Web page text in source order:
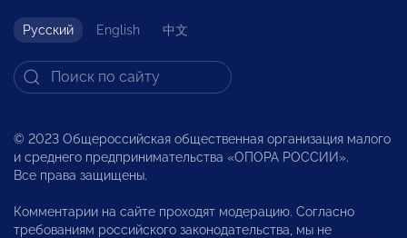
Русский English 中文
© 2023 Общероссийская общественная организация малого
и среднего предпринимательства «ОПОРА РОССИИ».
Все права защищены.
Комментарии на сайте проходят модерацию. Согласно
требованиям российского законодательства, мы не